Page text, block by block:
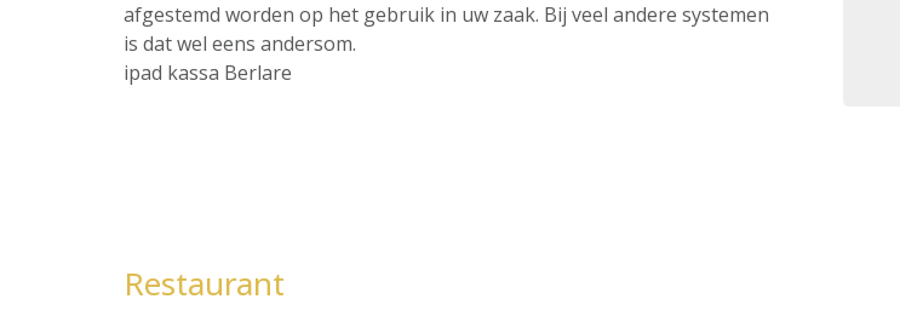
afgestemd worden op het gebruik in uw zaak. Bij veel andere systemen
is dat wel eens andersom.
ipad kassa Berlare
Restaurant